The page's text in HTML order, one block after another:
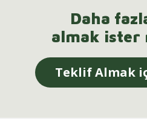
Daha
almak ister
Teklif Almak